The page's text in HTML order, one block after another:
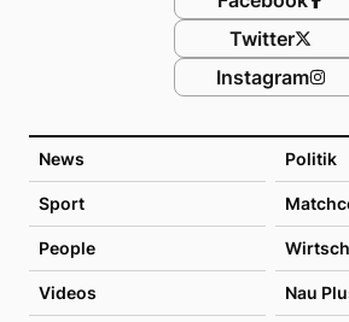
News Politik
Sport
People
Videos Nau
Twitter
Instagram